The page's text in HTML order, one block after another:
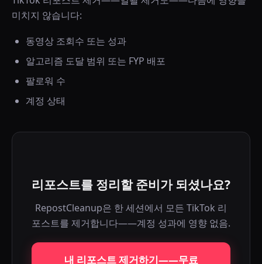
미치지 않습니다:
동영상 조회수 또는 성과
알고리즘 도달 범위 또는 FYP 배포
팔로워 수
계정 상태
리포스트를 정리할 준비가 되셨나요?
RepostCleanup은 한 세션에서 모든 TikTok 리
포스트를 제거합니다——계정 성과에 영향 없음.
내 리포스트 제거하기——무료